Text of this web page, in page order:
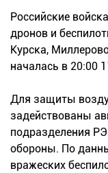
Российские
дронов и
Курска,
началась в 20:00
Для защиты
задействованы
подразделения
обороны. По
вражеских